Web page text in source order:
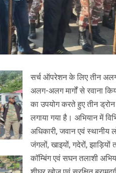
सर्च ऑपरेशन के लिए तीन
अलग-अलग मार्गों से रवाना
का उपयोग करते हुए तीन ड्रोन
लगाया गया है। अभियान में
अधिकारी, जवान एवं स्थानीय
जंगलों, खाइयों, गदेरों,
कॉम्बिंग एवं सघन तलाशी